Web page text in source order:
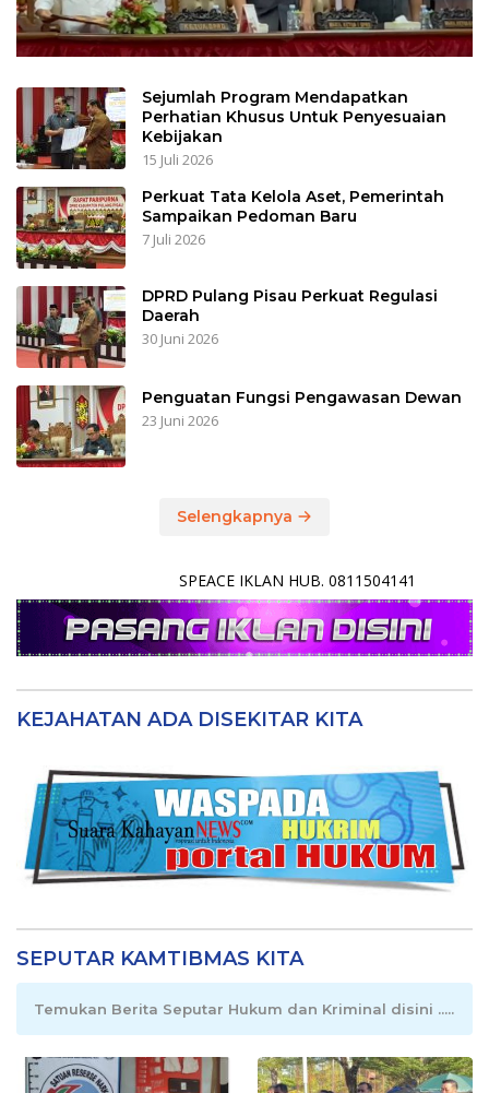
Sejumlah Program Mendapatkan
Perhatian Khusus Untuk Penyesuaian
Kebijakan
15 Juli 2026
Perkuat Tata Kelola Aset, Pemerintah
Sampaikan Pedoman Baru
7 Juli 2026
DPRD Pulang Pisau Perkuat Regulasi
Daerah
30 Juni 2026
Penguatan Fungsi Pengawasan Dewan
23 Juni 2026
Selengkapnya
SPEACE IKLAN HUB. 0811504141
KEJAHATAN ADA DISEKITAR KITA
SEPUTAR KAMTIBMAS KITA
Temukan Berita Seputar Hukum dan Kriminal disini .....